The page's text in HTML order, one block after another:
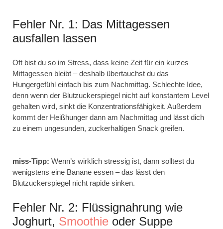
Fehler Nr. 1: Das Mittagessen
ausfallen lassen
Oft bist du so im Stress, dass keine Zeit für ein kurzes
Mittagessen bleibt – deshalb übertauchst du das
Hungergefühl einfach bis zum Nachmittag. Schlechte Idee,
denn wenn der Blutzuckerspiegel nicht auf konstantem Level
gehalten wird, sinkt die Konzentrationsfähigkeit. Außerdem
kommt der Heißhunger dann am Nachmittag und lässt dich
zu einem ungesunden, zuckerhaltigen Snack greifen.
miss-Tipp: Wenn’s wirklich stressig ist, dann solltest du
wenigstens eine Banane essen – das lässt den
Blutzuckerspiegel nicht rapide sinken.
Fehler Nr. 2: Flüssignahrung wie
Joghurt, Smoothie oder Suppe